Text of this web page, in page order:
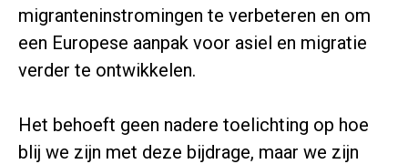
migranteninstromingen te verbeteren en om
een Europese aanpak voor asiel en migratie
verder te ontwikkelen.
Het behoeft geen nadere toelichting op hoe
blij we zijn met deze bijdrage, maar we zijn